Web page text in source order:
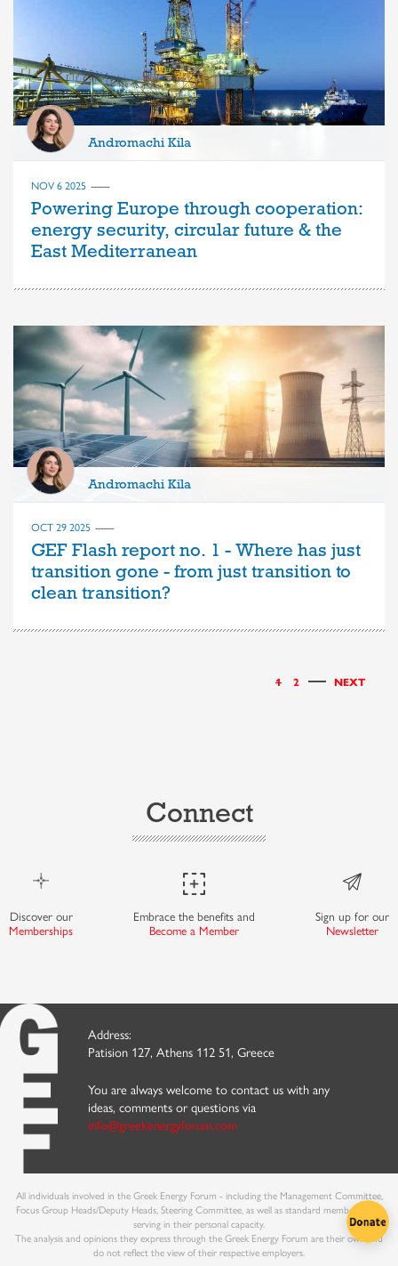
Andromachi Kila
NOV 6 2025
Powering Europe through cooperation:
energy security, circular future & the
East Mediterranean
Andromachi Kila
OCT 29 2025
GEF Flash report no. 1 - Where has just
transition gone - from just transition to
clean transition?
1 2 NEXT
Connect
Discover our
Memberships
Embrace the benefits and
Become a Member
Sign up for our
Newsletter
Address:
Patision 127, Athens 112 51, Greece
You are always welcome to contact us with any
ideas, comments or questions via
info@greekenergyforum.com
All individuals involved in the Greek Energy Forum - including the Management Committee,
Focus Group Heads/Deputy Heads, Steering Committee, as well as standard members - are
serving in their personal capacity.
The analysis and opinions they express through the Greek Energy Forum are their own and
do not reflect the view of their respective employers.